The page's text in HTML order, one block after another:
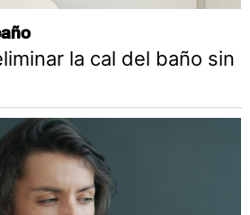
la cal del baño sin